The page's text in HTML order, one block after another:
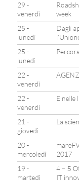
29 -
venerdì
week
25 -
lunedì
Dagli
25 -
lunedì
22 -
venerdì
22 -
venerdì
E nelle
21 -
giovedì
La
20 -
mercoledì
2017
19 -
martedì
4 – 5
IT